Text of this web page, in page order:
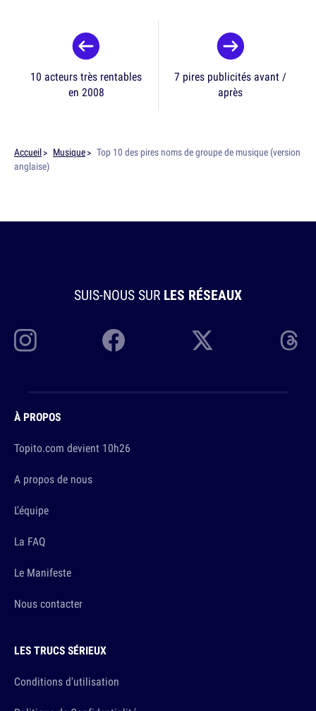
10 acteurs très rentables
en 2008
7 pires publicités avant /
après
Accueil Musique
Top 10 des pires noms de groupe de musique (version
anglaise)
SUIS-NOUS SUR LES RÉSEAUX
À PROPOS
Topito.com devient 10h26
A propos de nous
L'équipe
La FAQ
Le Manifeste
Nous contacter
LES TRUCS SÉRIEUX
Conditions d'utilisation